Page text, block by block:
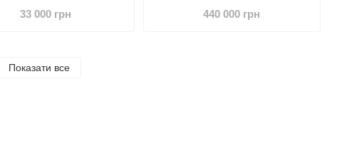
20-2513-1
33 000 грн
HUNTER 20-2589-1
440 000 грн
Показати все